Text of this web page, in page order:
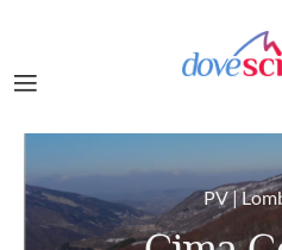
PV |